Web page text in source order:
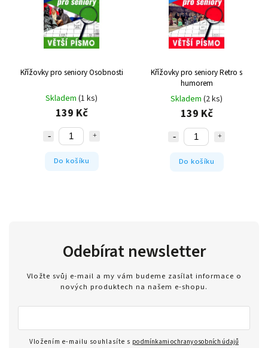
Abecedně
Křížovky pro seniory Osobnosti
Skladem (1 ks)
139 Kč
Do košíku
Křížovky pro seniory Retro s
humorem
Skladem (2 ks)
139 Kč
Do košíku
Odebírat newsletter
Vložte svůj e-mail a my vám budeme zasílat informace o
nových produktech na našem e-shopu.
Vložením e-mailu souhlasíte s podmínkami ochrany osobních údajů